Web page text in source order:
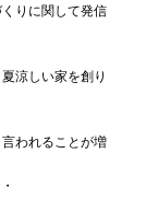
りに関して発信
涼しい家を創り
われることが増